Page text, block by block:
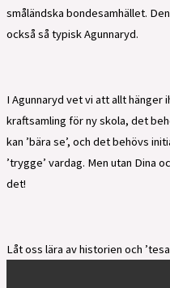
småländska bondesamhället.
också så typisk Agunnaryd.
I Agunnaryd vet vi att allt hänger
kraftsamling för ny skola, det
kan ’bära se’, och det behövs
’trygge’ vardag. Men utan Dina
det!
Låt oss lära av historien och